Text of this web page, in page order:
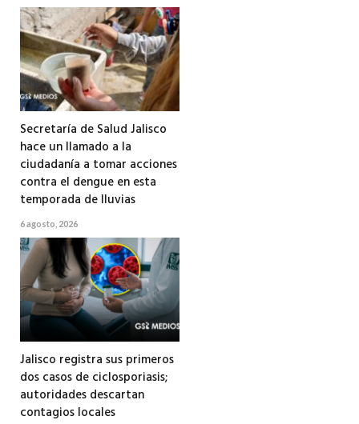
Secretaría de Salud Jalisco
hace un llamado a la
ciudadanía a tomar acciones
contra el dengue en esta
temporada de lluvias
6 agosto, 2026
Jalisco registra sus primeros
dos casos de ciclosporiasis;
autoridades descartan
contagios locales